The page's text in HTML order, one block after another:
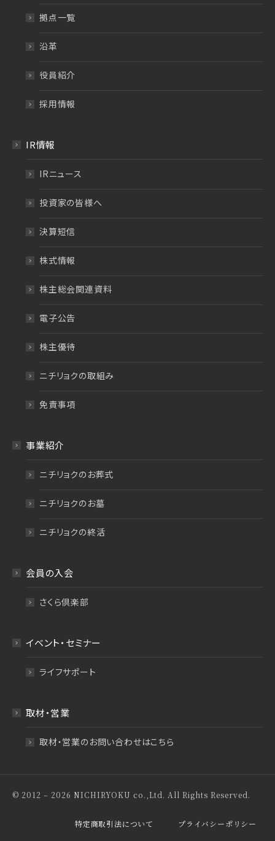
拠点一覧
沿革
役員紹介
採用情報
IR情報
IRニュース
投資家の皆様へ
決算短信
株式情報
株主総会関連資料
電子公告
株主優待
ニチリョクの取組み
免責事項
事業紹介
ニチリョクのお葬式
ニチリョクのお墓
ニチリョクの終活
会員の入会
さくら倶楽部
イベント・セミナー
ライフサポート
取材・営業
取材・営業のお問い合わせはこちら
© 2012 – 2026 NICHIRYOKU co.,Ltd. All Rights Reserved.
特定商取引法について プライバシーポリシー